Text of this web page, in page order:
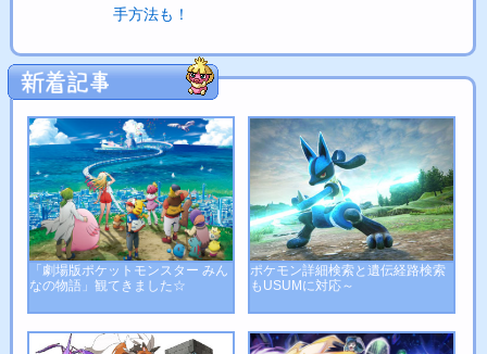
手方法も！
「劇場版ポケットモンスター みん
なの物語」観てきました☆
ポケモン詳細検索と遺伝経路検索
もUSUMに対応～